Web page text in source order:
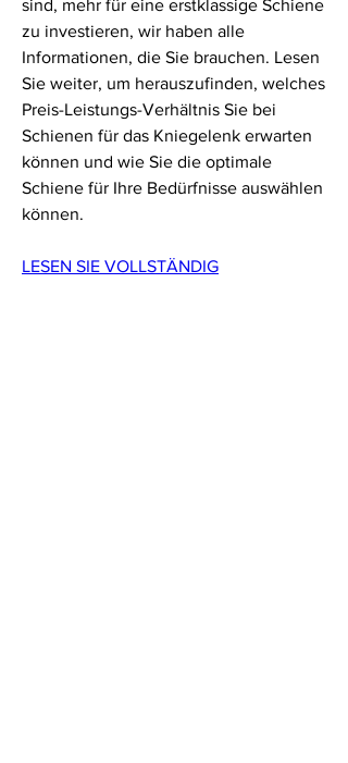
sind, mehr für eine erstklassige Schiene
zu investieren, wir haben alle
Informationen, die Sie brauchen. Lesen
Sie weiter, um herauszufinden, welches
Preis-Leistungs-Verhältnis Sie bei
Schienen für das Kniegelenk erwarten
können und wie Sie die optimale
Schiene für Ihre Bedürfnisse auswählen
können.
LESEN SIE VOLLSTÄNDIG